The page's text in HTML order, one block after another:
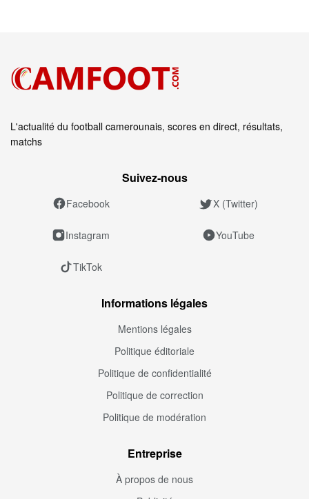
L'actualité du football camerounais, scores en direct, résultats,
matchs
Suivez‑nous
Facebook X (Twitter)
Instagram YouTube
TikTok
Informations légales
Mentions légales
Politique éditoriale
Politique de confidentialité
Politique de correction
Politique de modération
Entreprise
À propos de nous